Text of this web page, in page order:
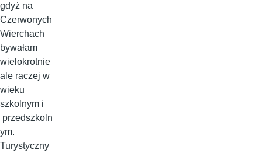
gdyż na
Czerwonych
Wierchach
bywałam
wielokrotnie
ale raczej w
wieku
szkolnym i
przedszkoln
ym.
Turystyczny